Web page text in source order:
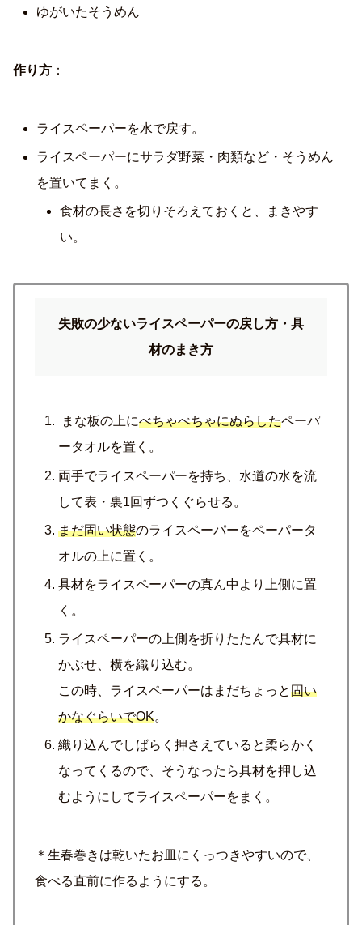
ゆがいたそうめん
作り方 ：
ライスペーパーを水で戻す。
ライスペーパーにサラダ野菜・肉類など・そうめん
を置いてまく。
食材の長さを切りそろえておくと、まきやす
い。
失敗の少ないライスペーパーの戻し方・具
材のまき方
まな板の上にべちゃべちゃにぬらしたペーパ
ータオルを置く。
両手でライスペーパーを持ち、水道の水を流
して表・裏1回ずつくぐらせる。
まだ固い状態のライスペーパーをペーパータ
オルの上に置く。
具材をライスペーパーの真ん中より上側に置
く。
ライスペーパーの上側を折りたたんで具材に
かぶせ、横を織り込む。
この時、ライスペーパーはまだちょっと固い
かなぐらいでOK。
織り込んでしばらく押さえていると柔らかく
なってくるので、そうなったら具材を押し込
むようにしてライスペーパーをまく。
＊生春巻きは乾いたお皿にくっつきやすいので、
食べる直前に作るようにする。